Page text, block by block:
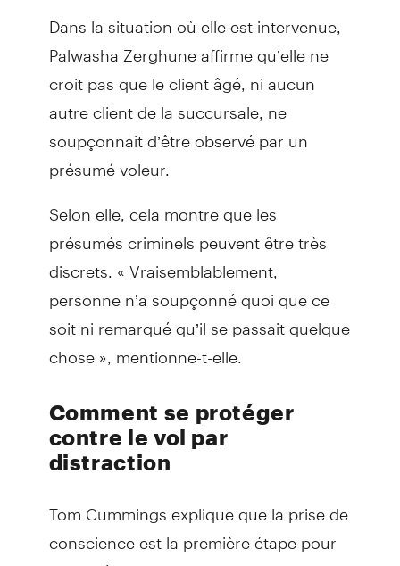
Dans la situation où elle est intervenue,
Palwasha Zerghune affirme qu’elle ne
croit pas que le client âgé, ni aucun
autre client de la succursale, ne
soupçonnait d’être observé par un
présumé voleur.
Selon elle, cela montre que les
présumés criminels peuvent être très
discrets. « Vraisemblablement,
personne n’a soupçonné quoi que ce
soit ni remarqué qu’il se passait quelque
chose », mentionne-t-elle.
Comment se protéger
contre le vol par
distraction
Tom Cummings explique que la prise de
conscience est la première étape pour